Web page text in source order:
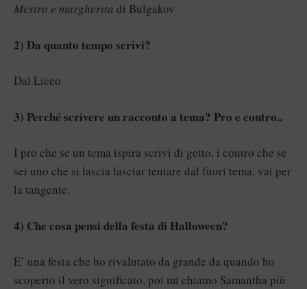
Mestro e margherita di Bulgakov
2) Da quanto tempo scrivi?
Dal Liceo
3) Perché scrivere un racconto a tema? Pro e contro..
I pro che se un tema ispira scrivi di getto, i contro che se
sei uno che si lascia lasciar tentare dal fuori tema, vai per
la tangente.
4) Che cosa pensi della festa di Halloween?
E’ una festa che ho rivalutato da grande da quando ho
scoperto il vero significato, poi mi chiamo Samantha più